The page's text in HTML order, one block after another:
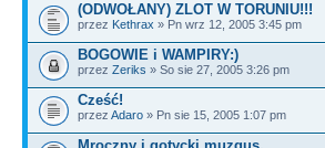
(ODWOŁANY) ZLOT W TORUNIU!!!
przez Kethrax » Pn wrz 12, 2005 3:45 pm
BOGOWIE i WAMPIRY:)
przez Zeriks » So sie 27, 2005 3:26 pm
Cześć!
przez Adaro » Pn sie 15, 2005 1:07 pm